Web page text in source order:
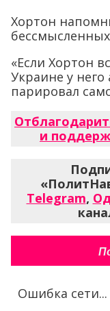
Хортон
«Если Хортон
Украине у него
парировал
и
Telegram,
Ошибка сети...